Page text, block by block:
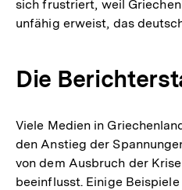
sich frustriert, weil
unfähig erweist, das
Die
Viele Medien in
den Anstieg der
von dem Ausbruch der
beeinflusst. Einige